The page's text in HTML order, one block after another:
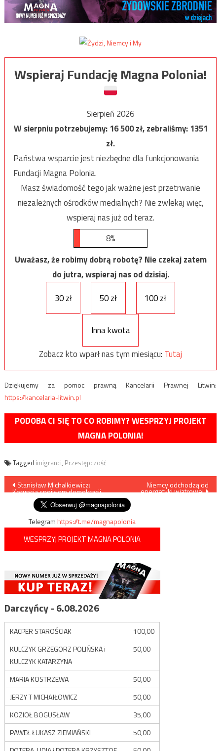
Wspieraj Fundację Magna Polonia!
Sierpień 2026
W sierpniu potrzebujemy:16 500zł, zebraliśmy:1351
zł.
Państwa wsparcie jest niezbędne dla funkcjonowania
Fundacji Magna Polonia.
Masz świadomość tego jak ważne jest przetrwanie
niezależnych ośrodków medialnych? Nie zwlekaj więc,
wspieraj nas już od teraz.
8%
Uważasz, że robimy dobrą robotę? Nie czekaj zatem
do jutra, wspieraj nas od dzisiaj.
30 zł
50 zł 100 zł
Inna kwota
Zobacz kto wparł nas tym miesiącu: Tutaj
Dziękujemy za pomoc prawną Kancelarii Prawnej Litwin:
https://kancelaria-litwin.pl
PODOBA CI SIĘ TO CO ROBIMY? WESPRZYJ PROJEKT
MAGNA POLONIA!
Tagged imigranci, Przestępczość
Nawigacja
wpisu
Stanisław Michalkiewicz:
Korupcja spoiwem demokracji
Niemcy odchodzą od
energetyki wiatrowej
Telegramhttps://t.me/magnapolonia
WESPRZYJ PROJEKT MAGNA POLONIA
Darczyńcy - 6.08.2026
KACPER STAROŚCIAK
100,00
KULCZYK GRZEGORZ POLIŃSKA i
KULCZYK KATARZYNA
50,00
MARIA KOSTRZEWA
50,00
JERZY T MICHAJŁOWICZ
50,00
KOZIOŁ BOGUSŁAW
35,00
PAWEŁ ŁUKASZ ZIEMIAŃSKI
50,00